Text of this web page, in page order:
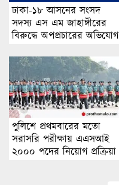
ঢাকা-১৮ আসনের সংসদ
সদস্য এস এম জাহাঙ্গীরের
বিরুদ্ধে অপপ্রচারের অভিযোগ
পুলিশে প্রথমবারের মতো
সরাসরি পরীক্ষায় এএসআই
২০০০ পদের নিয়োগ প্রক্রিয়া